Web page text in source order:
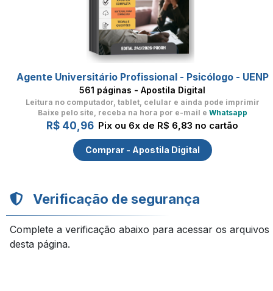
Agente Universitário Profissional - Psicólogo - UENP
561 páginas - Apostila Digital
Leitura no computador, tablet, celular e ainda pode imprimir
Baixe pelo site, receba na hora por e-mail e Whatsapp
R$ 40,96 Pix ou 6x de R$ 6,83 no cartão
Comprar - Apostila Digital
Verificação de segurança
Complete a verificação abaixo para acessar os arquivos
desta página.